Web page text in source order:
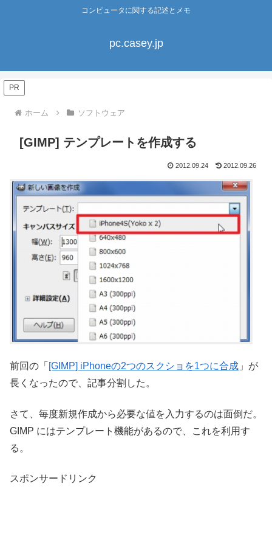
コンピュータに関する記述とメモ
pc.casey.jp
PR
ホーム ソフトウェア
[GIMP] テンプレートを作成する
2012.09.24 2012.09.26
前回の「 [GIMP] iPhoneの2つのスクショを1つに合成 」が
長くなったので、記事分割した。
さて、毎度新規作成から必要な値を入力するのは面倒だ。
GIMP にはテンプレート機能があるので、これを利用す
る。
スポンサードリンク